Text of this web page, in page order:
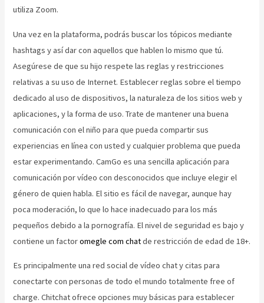
utiliza Zoom.
Una vez en la plataforma, podrás buscar los tópicos mediante
hashtags y así dar con aquellos que hablen lo mismo que tú.
Asegúrese de que su hijo respete las reglas y restricciones
relativas a su uso de Internet. Establecer reglas sobre el tiempo
dedicado al uso de dispositivos, la naturaleza de los sitios web y
aplicaciones, y la forma de uso. Trate de mantener una buena
comunicación con el niño para que pueda compartir sus
experiencias en línea con usted y cualquier problema que pueda
estar experimentando. CamGo es una sencilla aplicación para
comunicación por vídeo con desconocidos que incluye elegir el
género de quien habla. El sitio es fácil de navegar, aunque hay
poca moderación, lo que lo hace inadecuado para los más
pequeños debido a la pornografía. El nivel de seguridad es bajo y
contiene un factoromegle com chatde restricción de edad de 18+.
Es principalmente una red social de vídeo chat y citas para
conectarte con personas de todo el mundo totalmente free of
charge. Chitchat ofrece opciones muy básicas para establecer